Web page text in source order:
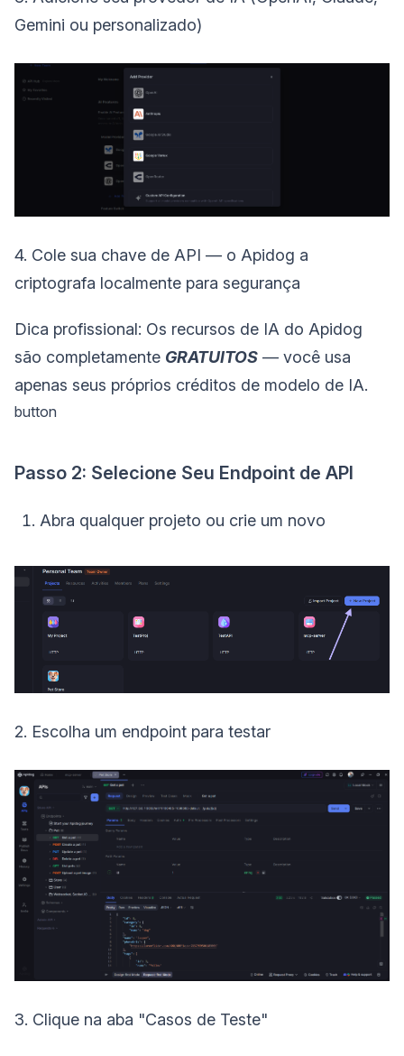
Gemini ou personalizado)
4. Cole sua chave de API — o Apidog a
criptografa localmente para segurança
Dica profissional: Os recursos de IA do Apidog
são completamente GRATUITOS — você usa
apenas seus próprios créditos de modelo de IA.
button
Passo 2: Selecione Seu Endpoint de API
Abra qualquer projeto ou crie um novo
2. Escolha um endpoint para testar
3. Clique na aba "Casos de Teste"